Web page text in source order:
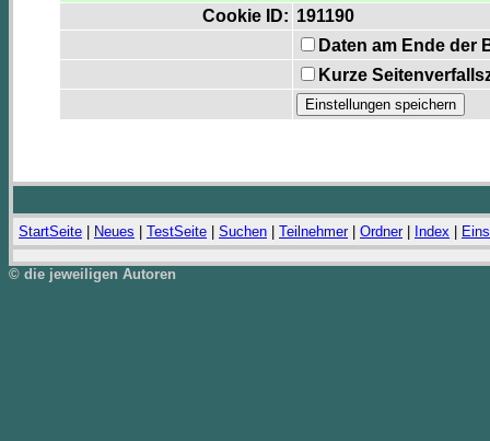
Cookie ID: 191190
Daten am Ende der
Kurze
StartSeite Neues TestSeite Suchen Teilnehmer| Ordner| Index
© die jeweiligen Autoren